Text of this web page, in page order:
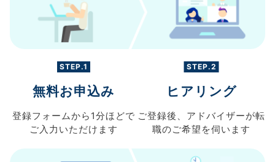
STEP.1
無料お申込み
登録フォームから 1分ほどで
ご入力 いただけます
STEP.2
ヒアリング
ご登録後、 アドバイザーが転
職のご希望を伺います